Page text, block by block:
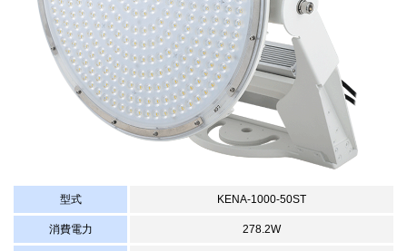
型式 KENA-1000-50ST
消費電力 278.2W